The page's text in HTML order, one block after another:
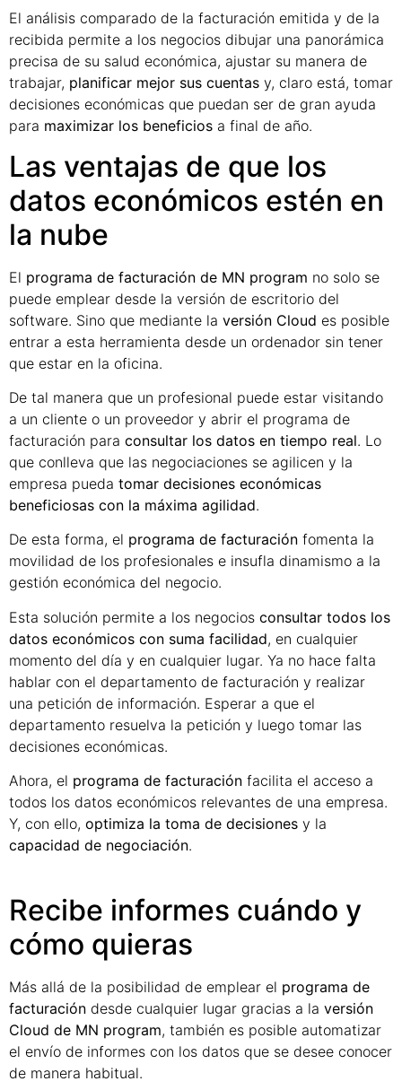
El análisis comparado de la facturación emitida y de la
recibida permite a los negocios dibujar una panorámica
precisa de su salud económica, ajustar su manera de
trabajar, planificar mejor sus cuentas y, claro está, tomar
decisiones económicas que puedan ser de gran ayuda
para maximizar los beneficios a final de año.
Las ventajas de que los
datos económicos estén en
la nube
El programa de facturación de MN program no solo se
puede emplear desde la versión de escritorio del
software. Sino que mediante la versión Cloud es posible
entrar a esta herramienta desde un ordenador sin tener
que estar en la oficina.
De tal manera que un profesional puede estar visitando
a un cliente o un proveedor y abrir el programa de
facturación para consultar los datos en tiempo real. Lo
que conlleva que las negociaciones se agilicen y la
empresa pueda tomar decisiones económicas
beneficiosas con la máxima agilidad.
De esta forma, el programa de facturación fomenta la
movilidad de los profesionales e insufla dinamismo a la
gestión económica del negocio.
Esta solución permite a los negocios consultar todos los
datos económicos con suma facilidad, en cualquier
momento del día y en cualquier lugar. Ya no hace falta
hablar con el departamento de facturación y realizar
una petición de información. Esperar a que el
departamento resuelva la petición y luego tomar las
decisiones económicas.
Ahora, el programa de facturación facilita el acceso a
todos los datos económicos relevantes de una empresa.
Y, con ello, optimiza la toma de decisiones y la
capacidad de negociación.
Recibe informes cuándo y
cómo quieras
Más allá de la posibilidad de emplear el programa de
facturación desde cualquier lugar gracias a la versión
Cloud de MN program, también es posible automatizar
el envío de informes con los datos que se desee conocer
de manera habitual.